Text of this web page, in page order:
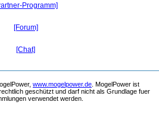
Programm]
[Forum]
[Chat]
www.mogelpower.de . MogelPower ist
geschützt und darf nicht als Grundlage fuer
verwendet werden.